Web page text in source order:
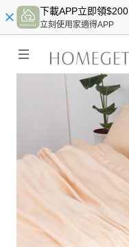
下載APP立即領$200
立刻使用家適得APP